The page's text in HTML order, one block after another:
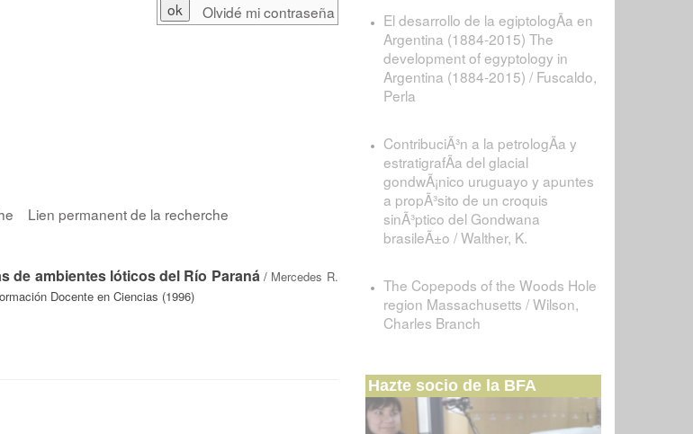
Lien permanent de la recherche
de ambientes lóticos del Río Paraná/ Mercedes R.
Docente en Ciencias (1996)
Olvidé mi contraseña
El desarrollo de la egiptologÃ­a en
Argentina (1884-2015) The
development of egyptology in
Argentina (1884-2015) / Fuscaldo,
Perla
ContribuciÃ³n a la petrologÃ­a y
estratigrafÃ­a del glacial
gondwÃ¡nico uruguayo y apuntes
a propÃ³sito de un croquis
sinÃ³ptico del Gondwana
brasileÃ±o / Walther, K.
The Copepods of the Woods Hole
region Massachusetts / Wilson,
Charles Branch
Hazte socio de la BFA